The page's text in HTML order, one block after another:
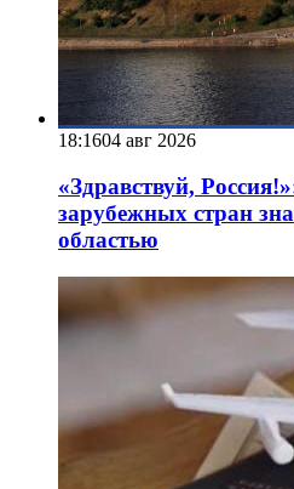
18:1604 авг 2026
«Здравствуй,
зарубежных стран
областью